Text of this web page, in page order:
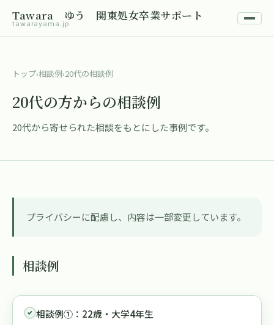
Tawara ゆう 関東処女卒業サポート
tawarayama.jp
トップ›相談例›20代の相談例
20代の方からの相談例
20代から寄せられた相談をもとにした事例です。
プライバシーに配慮し、内容は一部変更しています。
相談例
相談例①：22歳・大学4年生